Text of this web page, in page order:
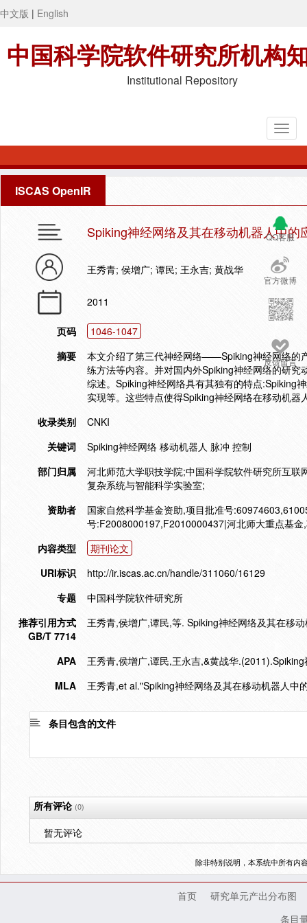
中文版 | English
中国科学院软件研究所机构
Institutional Repository
ISCAS OpenIR
QQ客服
官方微博
反馈留言
Spiking神经网络及其在移动机器人中的
王秀青; 侯增广; 谭民; 王永吉; 黄战华
2011
页码
1046-1047
摘要
本文介绍了第三代神经网络——Spiking神经网络的
练方法等内容。并对国内外Spiking神经网络的研
综述。Spiking神经网络具有其独有的特点:Spiking
实现等。这些特点使得Spiking神经网络在移动机
收录类别
CNKI
关键词
Spiking神经网络 移动机器人 脉冲 控制
部门归属
河北师范大学职技学院;中国科学院软件研究所互
复杂系统与智能科学实验室;
资助者
国家自然科学基金资助,项目批准号
号:F2008000197,F2010000437|河北师大重点基
内容类型
期刊论文
URI标识
http://ir.iscas.ac.cn/handle/311060/16129
专题
中国科学院软件研究所
推荐引用方式
GB/T 7714
王秀青,侯增广,谭民,等. Spiking神经网络及其在移
APA
王秀青,侯增广,谭民,王永吉,&黄战华
MLA
王秀青,et al."Spiking神经网络及其在移动机器人中
条目包含的文件
所有评论(0)
暂无评论
除非特别说明，本系统中所有内
首页
研究单元产出分布图
条目